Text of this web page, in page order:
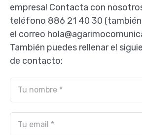
empresa! Contacta con
teléfono 886 21 40 30 (también
el correo
También puedes rellenar el
de contacto: